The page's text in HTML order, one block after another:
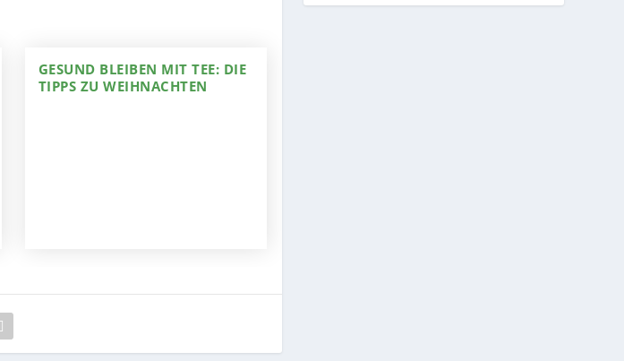
GESUND BLEIBEN MIT TEE: DIE
TIPPS ZU WEIHNACHTEN